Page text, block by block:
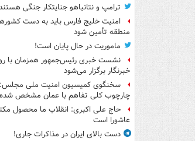
ترامپ و نتانیاهو جنایتکار جنگی
امنیت خلیج فارس باید به دست
منطقه تأمین شود
ماموریت در حال پایان است!
نشست خبری رئیس‌جمهور همزمان با
خبرنگار برگزار می‌شود
سخنگوی کمیسیون امنیت ملی مجلس:
چارچوب کلی تفاهم با عمان مشخص
حاج علی اکبری: انقلاب ما محصول
عاشورا است
دست بالای ایران در مذاکرات جاری!